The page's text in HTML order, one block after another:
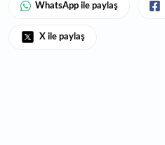
WhatsApp ile paylaş
X ile paylaş